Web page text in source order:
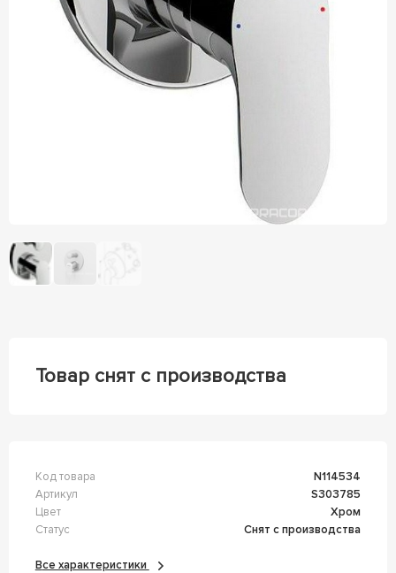
Товар снят с производства
Код товара
n114534
Артикул
s303785
Цвет
Хром
Статус
Снят с производства
Все характеристики